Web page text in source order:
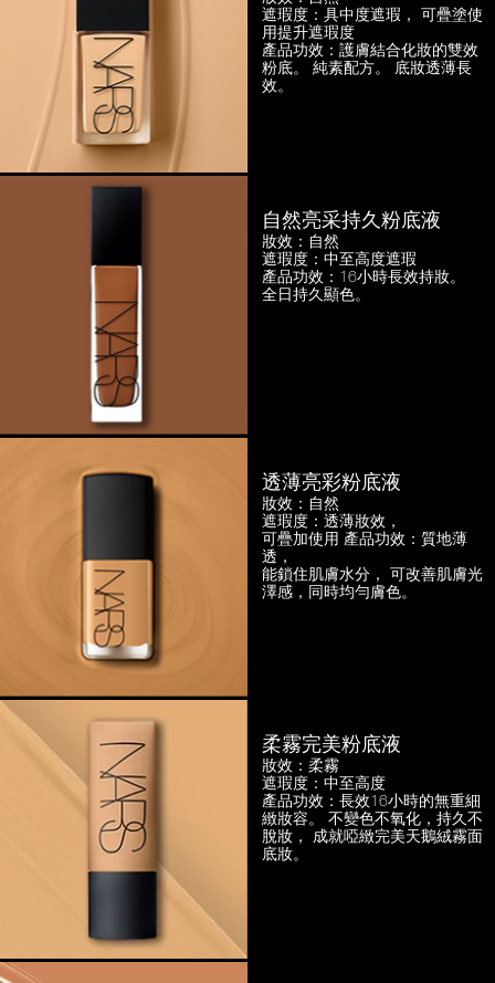
遮瑕度：具中度遮瑕， 可疊塗使
用提升遮瑕度
產品功效：護膚結合化妝的雙效
粉底。
純素配方。 底妝透薄長
效。
自然亮采持久粉底液
妝效：自然
遮瑕度：中至高度遮瑕
產品功效：16小時長效持妝。
全日持久顯色。
透薄亮彩粉底液
妝效：自然
遮瑕度：透薄妝效，
可疊加使用 產品功效：質地薄
透，
能鎖住肌膚水分， 可改善肌膚光
澤感， 同時均勻膚色。
柔霧完美粉底液
妝效：柔霧
遮瑕度：中至高度
產品功效：長效16小時的無重細
緻妝容。
不變色不氧化，持久不
脫妝，
成就啞緻完美天鵝絨霧面
底妝。